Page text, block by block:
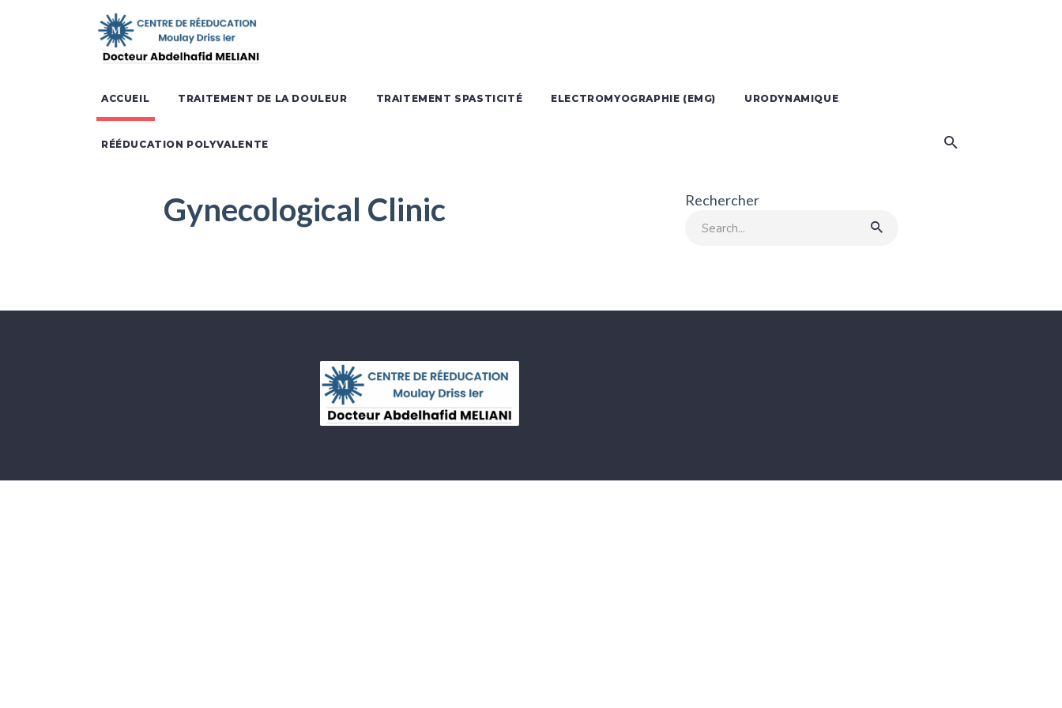
ACCUEIL TRAITEMENT DE LA DOULEUR TRAITEMENT SPASTICITÉ ELECTROMYOGRAPHIE (EMG) URODYNAMIQUE
RÉÉDUCATION POLYVALENTE
Gynecological Clinic Rechercher
Search